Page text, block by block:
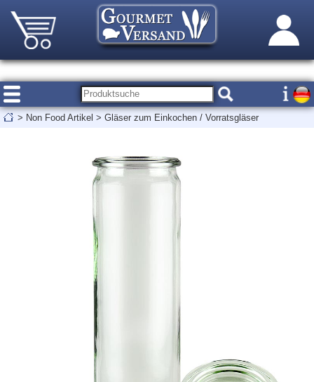
> Non Food Artikel > Gläser zum Einkochen / Vorratsgläser